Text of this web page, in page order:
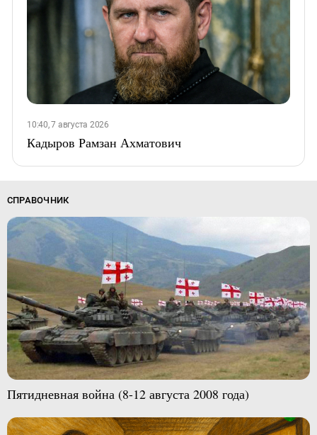
10:40, 7 августа 2026
Кадыров Рамзан Ахматович
СПРАВОЧНИК
Пятидневная война (8-12 августа 2008 года)